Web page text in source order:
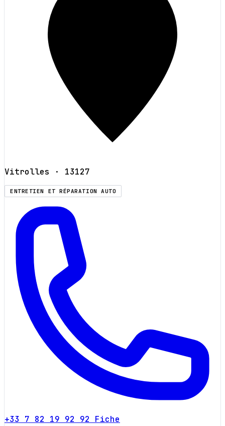
Vitrolles · 13127
ENTRETIEN ET RÉPARATION AUTO
+33 7 82 19 92 92 Fiche